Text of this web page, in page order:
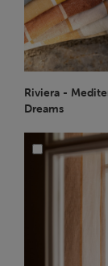
Riviera -
Dreams